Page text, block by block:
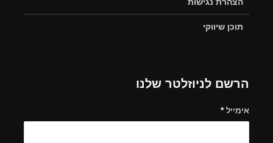
תוכן שיווקי
הרשם לניוזלטר שלנו
אימייל*